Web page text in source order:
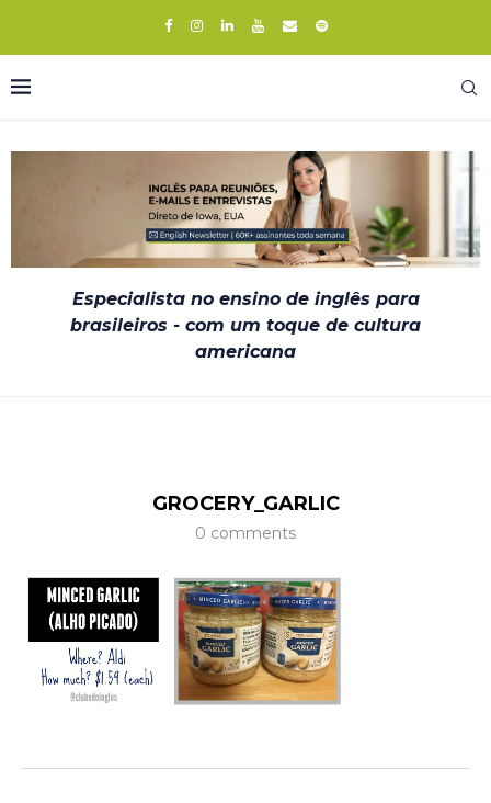
Especialista no ensino de inglês para
brasileiros - com um toque de cultura
americana
GROCERY_GARLIC
0 comments